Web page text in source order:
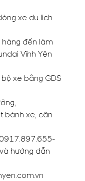
xe du lịch
đến làm
Vĩnh Yên
xe bằng GDS
bánh xe, cân
0917.897.655-
hướng dẫn